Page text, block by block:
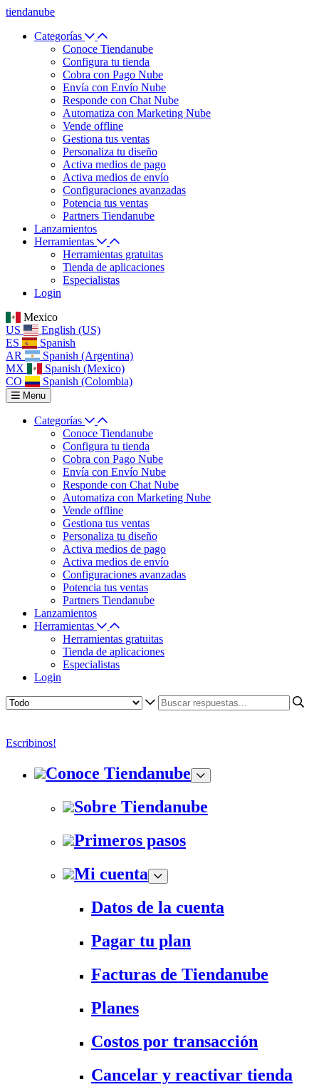
tiendanube
Categorías
Conoce Tiendanube
Configura tu tienda
Cobra con Pago Nube
Envía con Envío Nube
Responde con Chat Nube
Automatiza con Marketing Nube
Vende offline
Gestiona tus ventas
Personaliza tu diseño
Activa medios de pago
Activa medios de envío
Configuraciones avanzadas
Potencia tus ventas
Partners Tiendanube
Lanzamientos
Herramientas
Herramientas gratuitas
Tienda de aplicaciones
Especialistas
Login
Mexico
US
English (US)
ES
Spanish
AR
Spanish (Argentina)
MX
Spanish (Mexico)
CO
Spanish (Colombia)
Menu
Categorías
Conoce Tiendanube
Configura tu tienda
Cobra con Pago Nube
Envía con Envío Nube
Responde con Chat Nube
Automatiza con Marketing Nube
Vende offline
Gestiona tus ventas
Personaliza tu diseño
Activa medios de pago
Activa medios de envío
Configuraciones avanzadas
Potencia tus ventas
Partners Tiendanube
Lanzamientos
Herramientas
Herramientas gratuitas
Tienda de aplicaciones
Especialistas
Login
Escribinos!
Conoce Tiendanube
Sobre Tiendanube
Primeros pasos
Mi cuenta
Datos de la cuenta
Pagar tu plan
Facturas de Tiendanube
Planes
Costos por transacción
Cancelar y reactivar tienda